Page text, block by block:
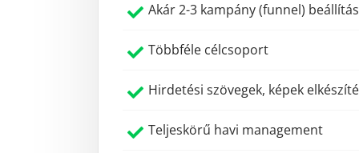
Akár 2-3 kampány (funnel)
Többféle célcsoport
Hirdetési szövegek, képek
Teljeskörű havi management